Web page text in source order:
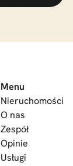
Menu
Nieruchomości
O nas
Zespół
Opinie
Usługi